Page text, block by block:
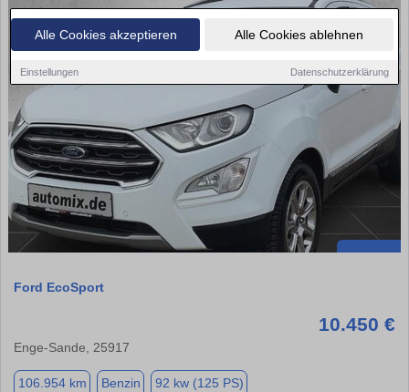
Alle Cookies akzeptieren Alle Cookies ablehnen
Einstellungen Datenschutzerklärung
Ford EcoSport
10.450 €
Enge-Sande, 25917
106.954 km Benzin 92 kw (125 PS)